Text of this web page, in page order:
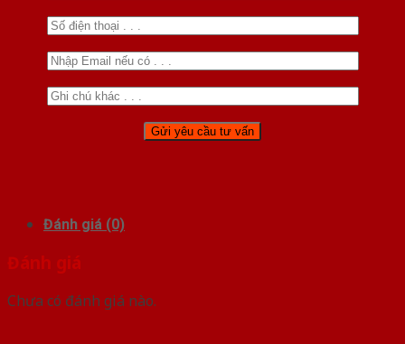
Đánh giá (0)
Đánh giá
Chưa có đánh giá nào.